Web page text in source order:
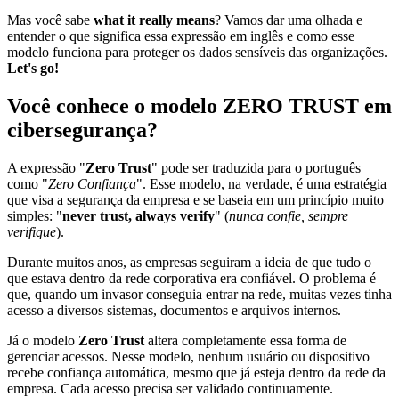
Mas você sabe what it really means? Vamos dar uma olhada e
entender o que significa essa expressão em inglês e como esse
modelo funciona para proteger os dados sensíveis das organizações.
Let's go!
Você conhece o modelo ZERO TRUST em
cibersegurança?
A expressão "Zero Trust" pode ser traduzida para o português
como "Zero Confiança". Esse modelo, na verdade, é uma estratégia
que visa a segurança da empresa e se baseia em um princípio muito
simples: "never trust, always verify" (nunca confie, sempre
verifique).
Durante muitos anos, as empresas seguiram a ideia de que tudo o
que estava dentro da rede corporativa era confiável. O problema é
que, quando um invasor conseguia entrar na rede, muitas vezes tinha
acesso a diversos sistemas, documentos e arquivos internos.
Já o modelo Zero Trust altera completamente essa forma de
gerenciar acessos. Nesse modelo, nenhum usuário ou dispositivo
recebe confiança automática, mesmo que já esteja dentro da rede da
empresa. Cada acesso precisa ser validado continuamente.